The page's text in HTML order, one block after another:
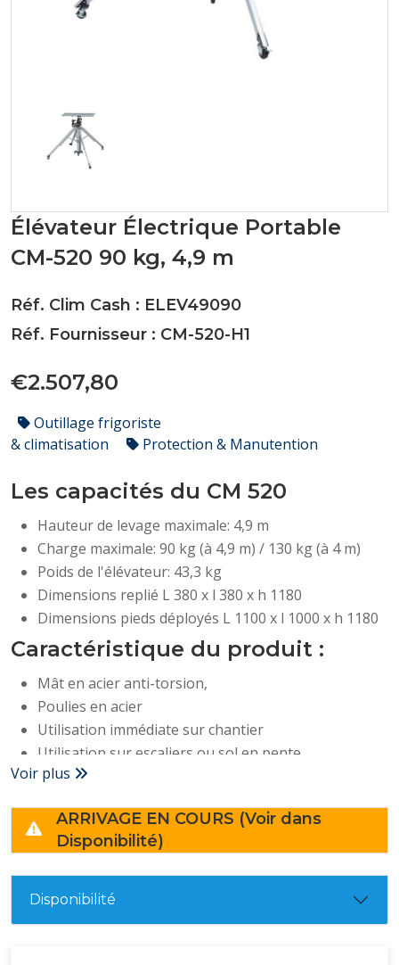
Élévateur Électrique Portable
CM-520 90 kg, 4,9 m
Réf. Clim Cash : ELEV49090
Réf. Fournisseur : CM-520-H1
€2.507,80
Outillage frigoriste
& climatisation
Protection & Manutention
Les capacités du CM 520
Hauteur de levage maximale: 4,9 m
Charge maximale: 90 kg (à 4,9 m) / 130 kg (à 4 m)
Poids de l'élévateur: 43,3 kg
Dimensions replié L 380 x l 380 x h 1180
Dimensions pieds déployés L 1100 x l 1000 x h 1180
Caractéristique du produit :
Mât en acier anti-torsion,
Poulies en acier
Utilisation immédiate sur chantier
Utilisation sur escaliers ou sol en pente
Cinématique spéciale des pieds pour travail près du
Entraînement par treuil électrique 230 V monophasé
à variateur de vitesse
surcharge
Voir plus
ARRIVAGE EN COURS (Voir dans
Disponibilité)
Disponibilité